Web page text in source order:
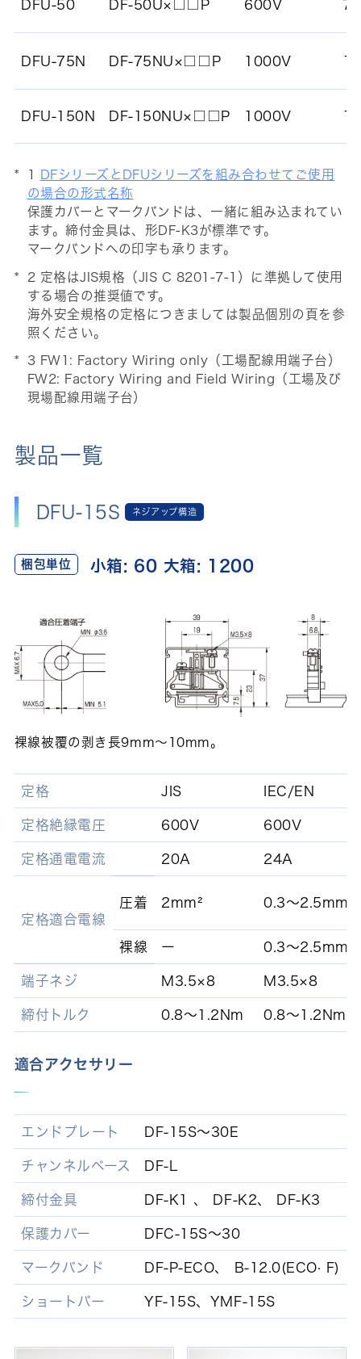
DFU-50 DF-50U×□□P 600V
DFU-75N DF-75NU×□□P 1000V
DFU-150N DF-150NU×□□P 1000V
1
DFシリーズとDFUシリーズを組み合わせてご使用
の場合の形式名称
保護カバーとマークバンドは、一緒に組み込まれてい
ます。締付金具は、形DF-K3が標準です。
マークバンドへの印字も承ります。
2 定格はJIS規格（JIS C 8201-7-1）に準拠して使用
する場合の推奨値です。
海外安全規格の定格につきましては製品個別の頁を参
照ください。
3 FW1: Factory Wiring only（工場配線用端子台）
FW2: Factory Wiring and Field Wiring（工場及び
現場配線用端子台）
製品一覧
DFU-15S ネジアップ構造
梱包単位 小箱: 60 大箱: 1200
裸線被覆の剥き長9mm～10mm。
定格 JIS IEC/EN
定格絶縁電圧 600V 600V
定格通電電流 20A 24A
定格適合電線
圧着 2mm² 0.3～2.5mm²
裸線 ー 0.3～2.5mm²
端子ネジ M3.5×8 M3.5×8
締付トルク 0.8～1.2Nm 0.8～1.2Nm
適合アクセサリー
エンドプレート DF-15S～30E
チャンネルベース DF-L
締付金具 DF-K1 、 DF-K2、 DF-K3
保護カバー DFC-15S～30
マークバンド DF-P-ECO、 B-12.0(ECO· F)
ショートバー YF-15S、YMF-15S